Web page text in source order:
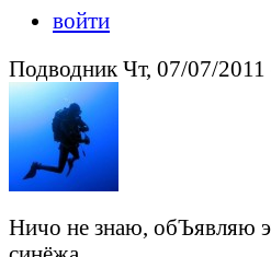
войти
Подводник Чт, 07/07/2011
Ничо не знаю, обЪявляю